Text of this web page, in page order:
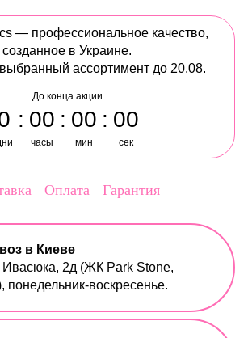
— профессиональное качество,
созданное в Украине.
ассортимент до 20.08.
До конца акции
00
часы
00
мин
00
сек
Оплата Гарантия
в Киеве
Ивасюка, 2д (ЖК Park Stone,
понедельник-воскресенье.